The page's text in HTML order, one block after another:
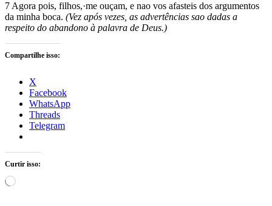
7 Agora pois, filhos,·me ouçam, e nao vos afasteis dos argumentos
da minha boca. (Vez após vezes, as advertências sao dadas a
respeito do abandono à palavra de Deus.)
Compartilhe isso:
X
Facebook
WhatsApp
Threads
Telegram
Curtir isso:
Carregando...